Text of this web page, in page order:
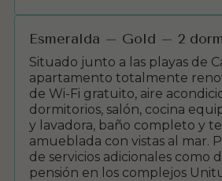
Esmeralda – Gold – 2
Situado junto a las playas de
apartamento totalmente
de Wi-Fi gratuito, aire
dormitorios, salón, cocina
y lavadora, baño completo y
amueblada con vistas al mar.
de servicios adicionales como
pensión en los complejos